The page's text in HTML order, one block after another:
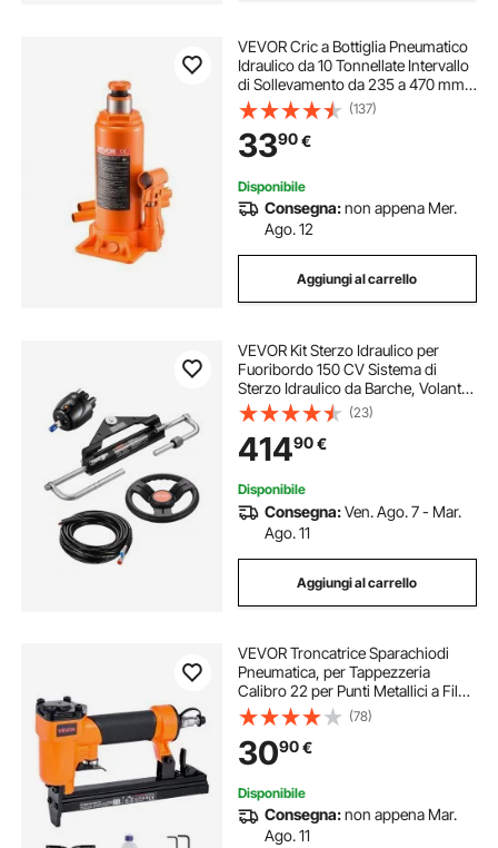
VEVOR Cric a Bottiglia Pneumatico
Idraulico da 10 Tonnellate Intervallo
di Sollevamento da 235 a 470 mm,
Martinetto a Bottiglia Pneumatico
Manuale con Pompa per Auto,
Camion, SUV, Rosso
(137)
3390€
Disponibile
Consegna:non appena Mer.
Ago. 12
Aggiungi al carrello
VEVOR Kit Sterzo Idraulico per
Fuoribordo 150 CV Sistema di
Sterzo Idraulico da Barche, Volante,
Pompa del Timone, Cilindro
Idraulico e 2 Tubi Flessibili per
Imbarcazioni Monomotore a
Stazione Singola
(23)
41490€
Disponibile
Consegna:Ven. Ago. 7 - Mar.
Ago. 11
Aggiungi al carrello
VEVOR Troncatrice Sparachiodi
Pneumatica, per Tappezzeria
Calibro 22 per Punti Metallici a Filo
Sottile Serie 71, Corona 9,1 mm,
Graffettatrice Pneumatica da 70-110
PSI per Lavorazione del Legno
(78)
3090€
Disponibile
Consegna:non appena Mar.
Ago. 11